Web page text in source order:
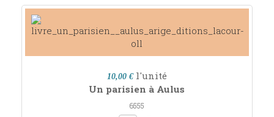
10,00 € l'unité
Un parisien à Aulus
6555